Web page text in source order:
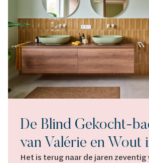
De Blind Gekocht-
van Valérie en Wout
Het is terug naar de jaren zeventig